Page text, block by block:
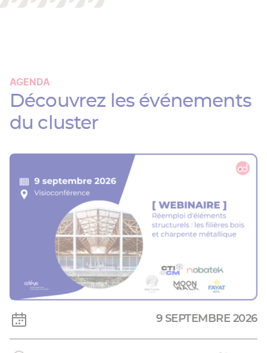
Découvrez les événements
du cluster
9 SEPTEMBRE 2026